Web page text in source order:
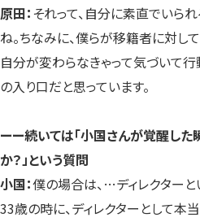
原田： それって、自分に素直でいら
ね。ちなみに、僕らが移籍者に対し
自分が変わらなきゃって気づいて行
の入り口だと思っています。
ーー続いては「小国さんが覚醒し
か？」という質問
小国：僕の場合は、…ディレクター
33歳の時に、ディレクターとして